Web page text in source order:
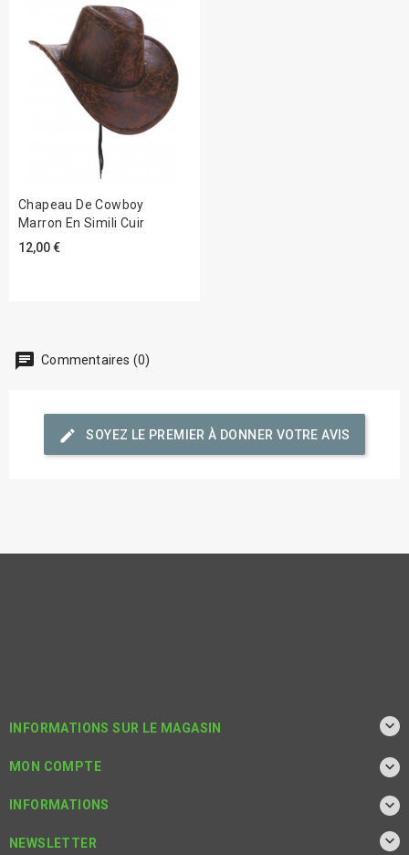
Chapeau De Cowboy
Marron En Simili Cuir
12,00 €
chat Commentaires (0)
edit SOYEZ LE PREMIER À DONNER VOTRE AVIS
INFORMATIONS SUR LE MAGASIN 
MON COMPTE 
INFORMATIONS 
NEWSLETTER 